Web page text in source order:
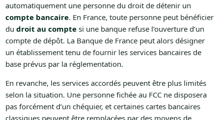
automatiquement une personne du droit de détenir un
compte bancaire. En France, toute personne peut bénéficier
du droit au comptesi une banque refuse l’ouverture d’un
compte de dépôt. La Banque de France peut alors désigner
un établissement tenu de fournir les services bancaires de
base prévus par la réglementation.
En revanche, les services accordés peuvent être plus limités
selon la situation. Une personne fichée au FCC ne disposera
pas forcément d’un chéquier, et certaines cartes bancaires